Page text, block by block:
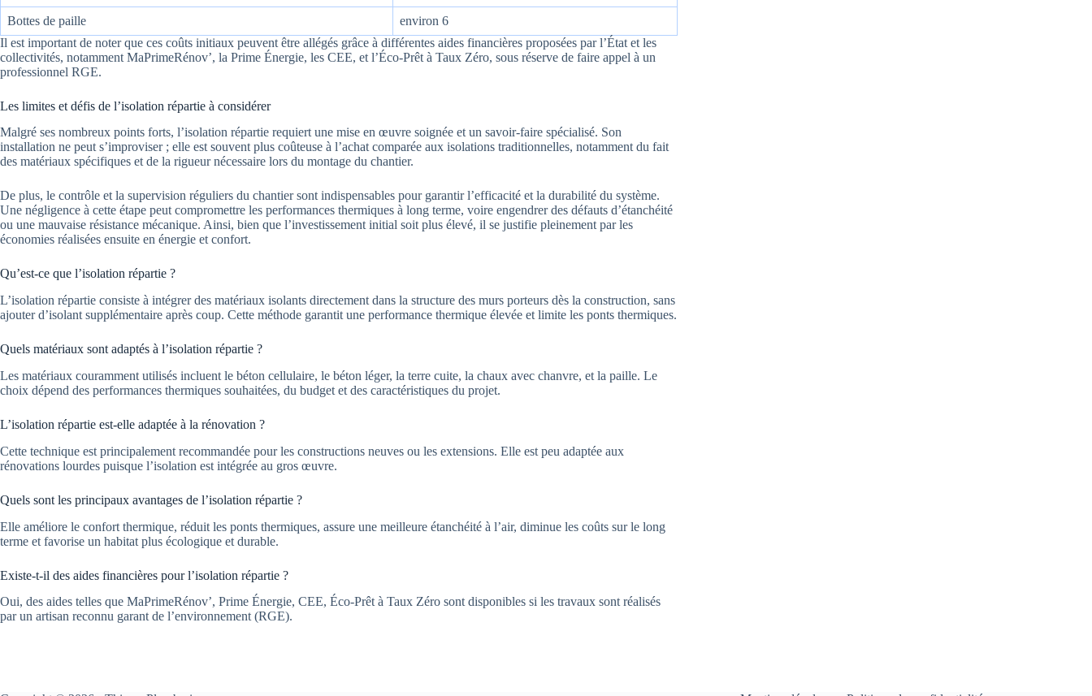
Bottes de paille
environ 6
Il est important de noter que ces coûts initiaux peuvent être allégés grâce à différentes aides financières proposées par l’État et les
collectivités, notamment MaPrimeRénov’, la Prime Énergie, les CEE, et l’Éco-Prêt à Taux Zéro, sous réserve de faire appel à un
professionnel RGE.
Les limites et défis de l’isolation répartie à considérer
Malgré ses nombreux points forts, l’isolation répartie requiert une mise en œuvre soignée et un savoir-faire spécialisé. Son
installation ne peut s’improviser ; elle est souvent plus coûteuse à l’achat comparée aux isolations traditionnelles, notamment du fait
des matériaux spécifiques et de la rigueur nécessaire lors du montage du chantier.
De plus, le contrôle et la supervision réguliers du chantier sont indispensables pour garantir l’efficacité et la durabilité du système.
Une négligence à cette étape peut compromettre les performances thermiques à long terme, voire engendrer des défauts d’étanchéité
ou une mauvaise résistance mécanique. Ainsi, bien que l’investissement initial soit plus élevé, il se justifie pleinement par les
économies réalisées ensuite en énergie et confort.
Qu’est-ce que l’isolation répartie ?
L’isolation répartie consiste à intégrer des matériaux isolants directement dans la structure des murs porteurs dès la construction, sans
ajouter d’isolant supplémentaire après coup. Cette méthode garantit une performance thermique élevée et limite les ponts thermiques.
Quels matériaux sont adaptés à l’isolation répartie ?
Les matériaux couramment utilisés incluent le béton cellulaire, le béton léger, la terre cuite, la chaux avec chanvre, et la paille. Le
choix dépend des performances thermiques souhaitées, du budget et des caractéristiques du projet.
L’isolation répartie est-elle adaptée à la rénovation ?
Cette technique est principalement recommandée pour les constructions neuves ou les extensions. Elle est peu adaptée aux
rénovations lourdes puisque l’isolation est intégrée au gros œuvre.
Quels sont les principaux avantages de l’isolation répartie ?
Elle améliore le confort thermique, réduit les ponts thermiques, assure une meilleure étanchéité à l’air, diminue les coûts sur le long
terme et favorise un habitat plus écologique et durable.
Existe-t-il des aides financières pour l’isolation répartie ?
Oui, des aides telles que MaPrimeRénov’, Prime Énergie, CEE, Éco-Prêt à Taux Zéro sont disponibles si les travaux sont réalisés
par un artisan reconnu garant de l’environnement (RGE).